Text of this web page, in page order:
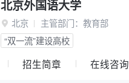
北京外国语大学
 北京 主管部门： 教育部
“双一流”建设高校
招生简章 在线咨询